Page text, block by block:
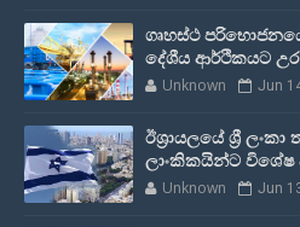
ගෘහස්ථ
දේශීය ආර්ථිකයට
Unknown Jun
ඊශ්‍රායලයේ ශ්‍රී
ලාංකිකයින්ට විශේෂ
Unknown Jun